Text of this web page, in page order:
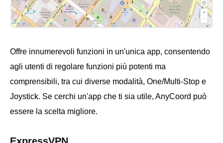
Offre innumerevoli funzioni in un'unica app, consentendo
agli utenti di regolare funzioni più potenti ma
comprensibili, tra cui diverse modalità, One/Multi-Stop e
Joystick. Se cerchi un'app che ti sia utile, AnyCoord può
essere la scelta migliore.